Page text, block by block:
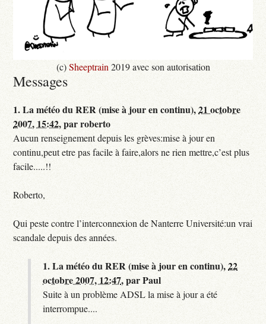
(c)Sheeptrain 2019 avec son autorisation
Messages
1.La météo du RER (mise à jour en continu),21 octobre
2007, 15:42,parroberto
Aucun renseignement depuis les grèves:mise à jour en
continu,peut etre pas facile à faire,alors ne rien mettre,c’est plus
facile.....!!
Roberto,
Qui peste contre l’interconnexion de Nanterre Université:un vrai
scandale depuis des années.
1.La météo du RER (mise à jour en continu),22
octobre 2007, 12:47,parPaul
Suite à un problème ADSL la mise à jour a été
interrompue....